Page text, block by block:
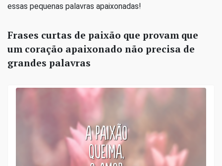
essas pequenas palavras apaixonadas!
Frases curtas de paixão que provam que
um coração apaixonado não precisa de
grandes palavras